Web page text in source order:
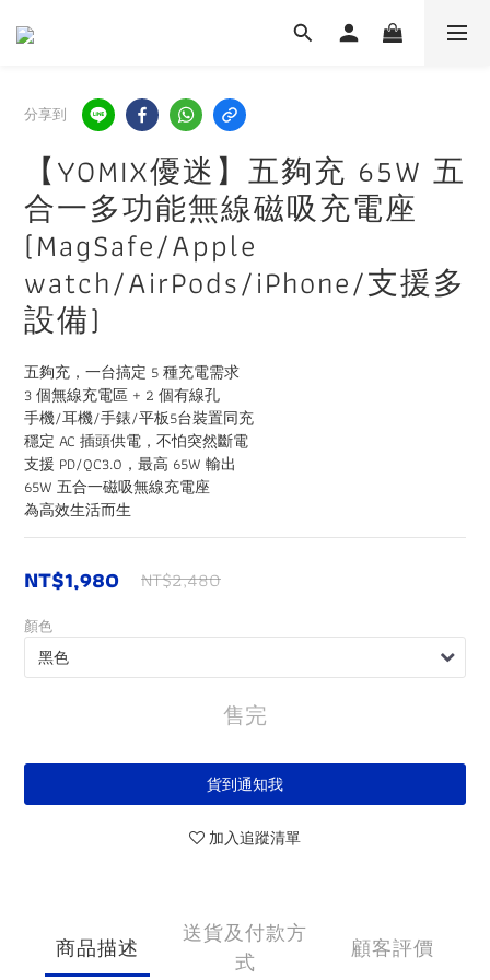
分享到
【YOMIX優迷】五夠充 65W 五
合一多功能無線磁吸充電座
(MagSafe/Apple
watch/AirPods/iPhone/支援多
設備)
五夠充，一台搞定 5 種充電需求
3 個無線充電區 + 2 個有線孔
手機/耳機/手錶/平板5台裝置同充
穩定 AC 插頭供電，不怕突然斷電
支援 PD/QC3.0，最高 65W 輸出
65W 五合一磁吸無線充電座
為高效生活而生
NT$1,980 NT$2,480
顏色
售完
貨到通知我
加入追蹤清單
商品描述
送貨及付款方
式
顧客評價